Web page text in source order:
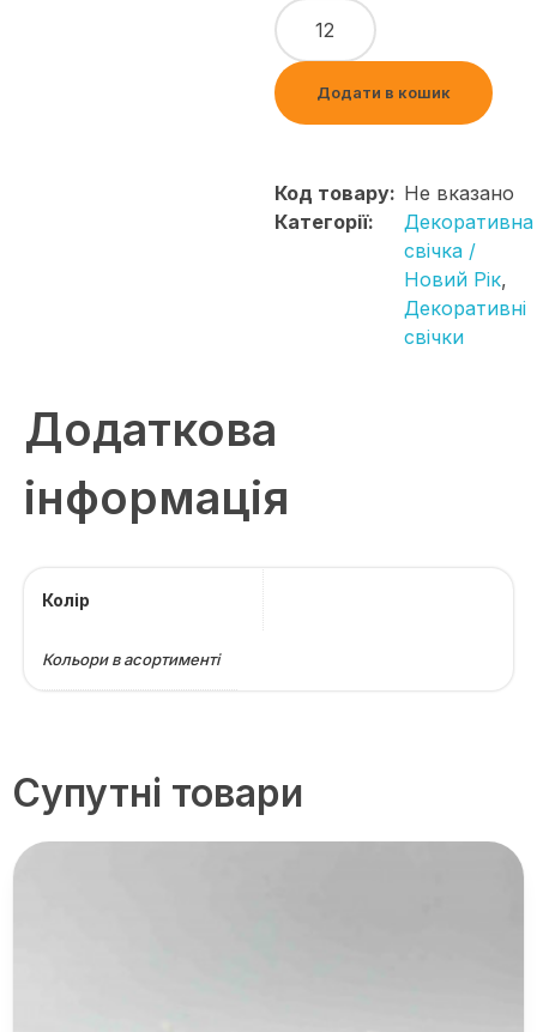
Додати в кошик
Код товару: Не вказано
Категорії:
Декоративна
свічка /
Новий Рік,
Декоративні
свічки
Додаткова
інформація
Колір
Кольори в асортименті
Супутні товари